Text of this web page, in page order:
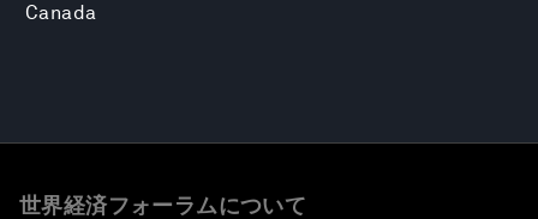
Canada
世界経済フォーラムについて